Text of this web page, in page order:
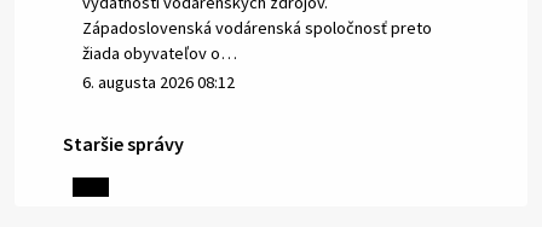
Západoslovenská vodárenská spoločnosť preto
žiada obyvateľov o…
6. augusta 2026 08:12
5. augusta 2026 13:10
Staršie správy